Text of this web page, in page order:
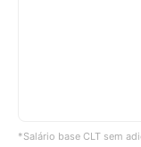
*Salário base CLT sem